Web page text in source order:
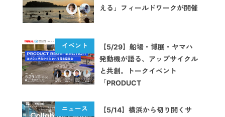
える」フィールドワークが開催
【5/29】船場・博展・ヤマハ
発動機が語る、アップサイクル
と共創。トークイベント
「PRODUCT
【5/14】横浜から切り開くサ